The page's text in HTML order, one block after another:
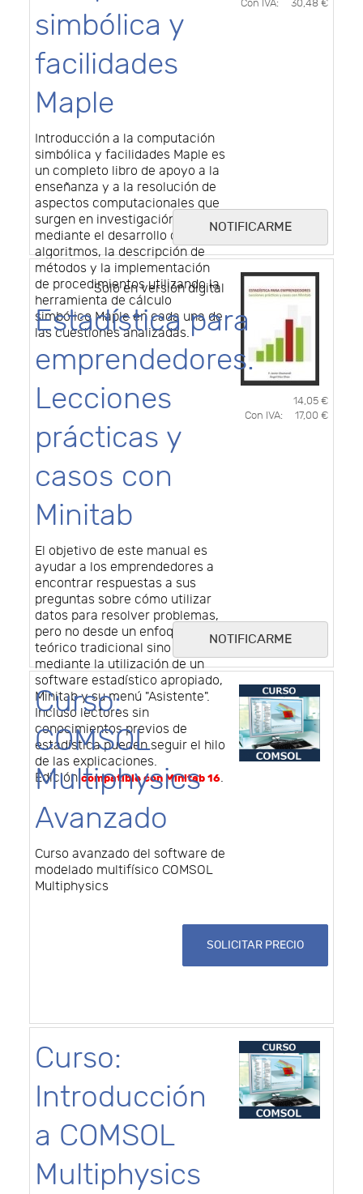
simbólica y
facilidades
Maple
Introducción a la computación
simbólica y facilidades Maple es
un completo libro de apoyo a la
enseñanza y a la resolución de
aspectos computacionales que
surgen en investigación
mediante el desarrollo de
algoritmos, la descripción de
métodos y la implementación
de procedimientos utilizando la
herramienta de cálculo
simbólico Maple en cada una de
las cuestiones analizadas.
Con IVA: 30,48 €
NOTIFICARME
Solo en versión digital
Estadística para
emprendedores.
Lecciones
prácticas y
casos con
Minitab
El objetivo de este manual es
ayudar a los emprendedores a
encontrar respuestas a sus
preguntas sobre cómo utilizar
datos para resolver problemas,
pero no desde un enfoque
teórico tradicional sino
mediante la utilización de un
software estadístico apropiado,
Minitab y su menú "Asistente".
Incluso lectores sin
conocimientos previos de
estadística pueden seguir el hilo
de las explicaciones.
Edición compatible con Minitab 16.
14,05 €
Con IVA:
17,00 €
NOTIFICARME
Curso:
COMSOL
Multiphysics
Avanzado
Curso avanzado del software de
modelado multifísico COMSOL
Multiphysics
SOLICITAR PRECIO
Curso:
Introducción
a COMSOL
Multiphysics